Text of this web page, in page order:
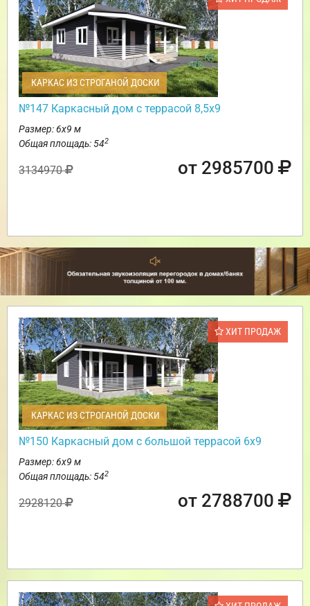
КАРКАС ИЗ СТРОГАНОЙ ДОСКИ
№147 Каркасный дом с террасой 8,5х9
Размер: 6х9 м
Общая площадь: 542
3134970 от 2985700
ХИТ ПРОДАЖ
КАРКАС ИЗ СТРОГАНОЙ ДОСКИ
№150 Каркасный дом с большой террасой 6х9
Размер: 6х9 м
Общая площадь: 542
2928120 от 2788700